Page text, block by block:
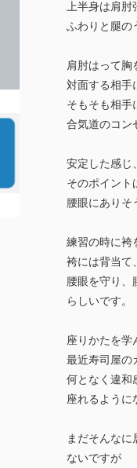
上半身は肩肘
ふわりと腿の
肩肘はって胸
対面する相手
そもそも相手
合気道のコン
安定した感じ
そのポイント
腰眼にありそ
練習の時に袴
袴には背当て
腰眼を守り、
らしいです。
座りかたを学
最近寿司屋の
何となく違和
座れるように
まだそんなに
ないですが